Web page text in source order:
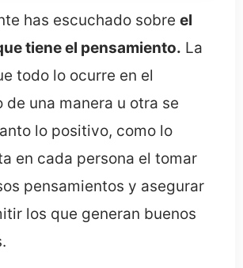
has escuchado sobre el
tiene el pensamiento. La
todo lo ocurre en el
de una manera u otra se
lo positivo, como lo
en cada persona el tomar
pensamientos y asegurar
los que generan buenos